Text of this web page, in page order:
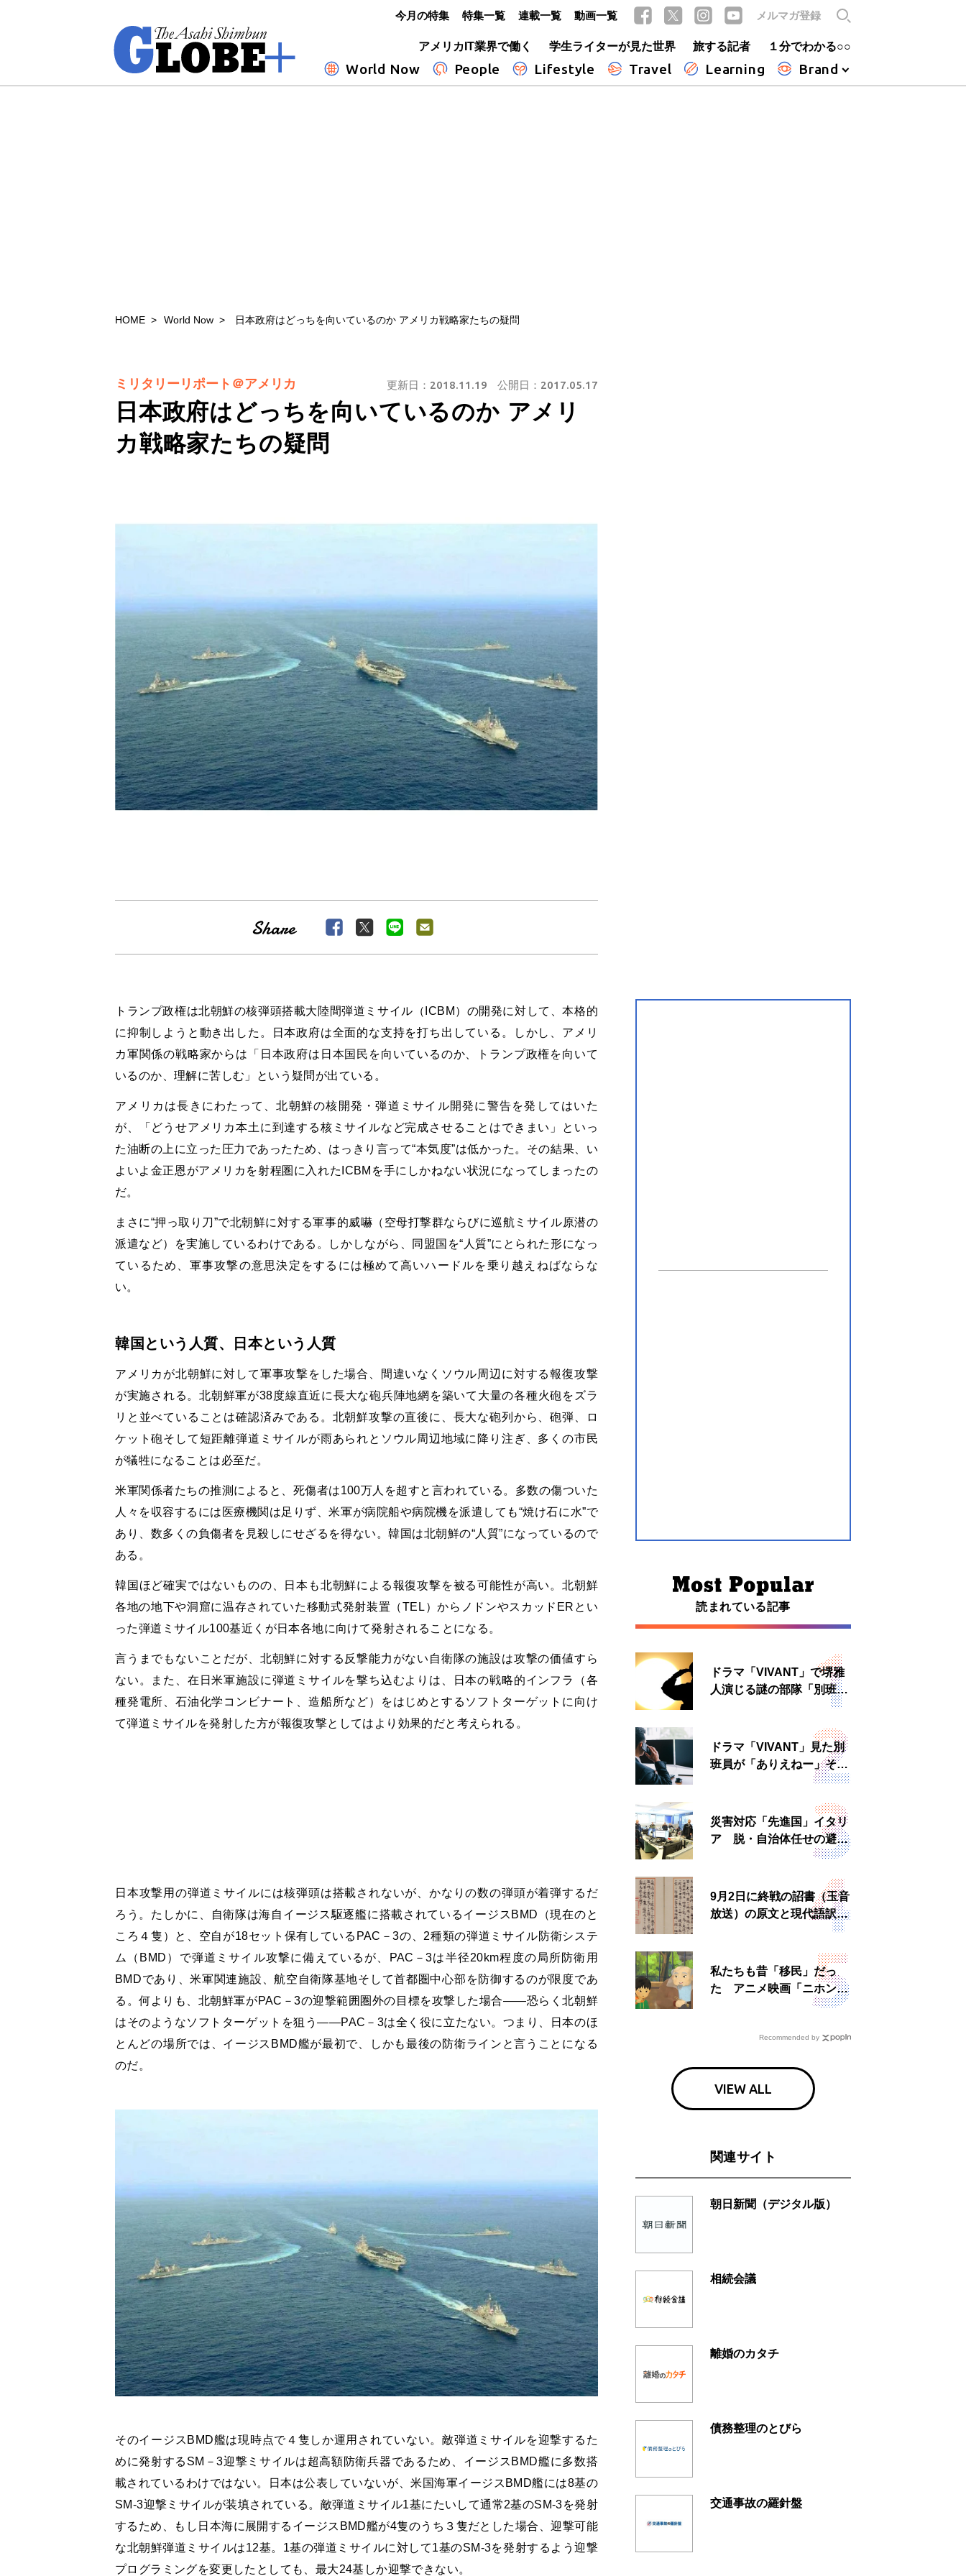
アメリカIT業界で働く
学生ライターが見た世界 旅する記者 １分でわかる○○
World Now People Lifestyle Travel Learning Brand
今月の特集 特集一覧 連載一覧 動画一覧 メルマガ登録
HOME World Now 日本政府はどっちを向いているのか アメリカ戦略家たちの疑問
日本政府はどっちを向いているのか アメリ
カ戦略家たちの疑問
ミリタリーリポート＠アメリカ 更新日： 2018.11.19 公開日： 2017.05.17
トランプ政権は北朝鮮の核弾頭搭載大陸間弾道ミサイル（ICBM）の開発に対して、本格的
に抑制しようと動き出した。日本政府は全面的な支持を打ち出している。しかし、アメリ
カ軍関係の戦略家からは「日本政府は日本国民を向いているのか、トランプ政権を向いて
いるのか、理解に苦しむ」という疑問が出ている。
アメリカは長きにわたって、北朝鮮の核開発・弾道ミサイル開発に警告を発してはいた
が、「どうせアメリカ本土に到達する核ミサイルなど完成させることはできまい」といっ
た油断の上に立った圧力であったため、はっきり言って“本気度”は低かった。その結果、い
よいよ金正恩がアメリカを射程圏に入れたICBMを手にしかねない状況になってしまったの
だ。
まさに“押っ取り刀”で北朝鮮に対する軍事的威嚇（空母打撃群ならびに巡航ミサイル原潜の
派遣など）を実施しているわけである。しかしながら、同盟国を“人質”にとられた形になっ
ているため、軍事攻撃の意思決定をするには極めて高いハードルを乗り越えねばならな
い。
韓国という人質、日本という人質
アメリカが北朝鮮に対して軍事攻撃をした場合、間違いなくソウル周辺に対する報復攻撃
が実施される。北朝鮮軍が38度線直近に長大な砲兵陣地網を築いて大量の各種火砲をズラ
リと並べていることは確認済みである。北朝鮮攻撃の直後に、長大な砲列から、砲弾、ロ
ケット砲そして短距離弾道ミサイルが雨あられとソウル周辺地域に降り注ぎ、多くの市民
が犠牲になることは必至だ。
米軍関係者たちの推測によると、死傷者は100万人を超すと言われている。多数の傷ついた
人々を収容するには医療機関は足りず、米軍が病院船や病院機を派遣しても“焼け石に水”で
あり、数多くの負傷者を見殺しにせざるを得ない。韓国は北朝鮮の“人質”になっているので
ある。
韓国ほど確実ではないものの、日本も北朝鮮による報復攻撃を被る可能性が高い。北朝鮮
各地の地下や洞窟に温存されていた移動式発射装置（TEL）からノドンやスカッドERとい
った弾道ミサイル100基近くが日本各地に向けて発射されることになる。
言うまでもないことだが、北朝鮮に対する反撃能力がない自衛隊の施設は攻撃の価値すら
ない。また、在日米軍施設に弾道ミサイルを撃ち込むよりは、日本の戦略的インフラ（各
種発電所、石油化学コンビナート、造船所など）をはじめとするソフトターゲットに向け
て弾道ミサイルを発射した方が報復攻撃としてはより効果的だと考えられる。
日本攻撃用の弾道ミサイルには核弾頭は搭載されないが、かなりの数の弾頭が着弾するだ
ろう。たしかに、自衛隊は海自イージス駆逐艦に搭載されているイージスBMD（現在のと
ころ４隻）と、空自が18セット保有しているPAC－3の、2種類の弾道ミサイル防衛システ
ム（BMD）で弾道ミサイル攻撃に備えているが、PAC－3は半径20km程度の局所防衛用
BMDであり、米軍関連施設、航空自衛隊基地そして首都圏中心部を防御するのが限度であ
る。何よりも、北朝鮮軍がPAC－3の迎撃範囲圏外の目標を攻撃した場合——恐らく北朝鮮
はそのようなソフトターゲットを狙う——PAC－3は全く役に立たない。つまり、日本のほ
とんどの場所では、イージスBMD艦が最初で、しかも最後の防衛ラインと言うことになる
のだ。
そのイージスBMD艦は現時点で４隻しか運用されていない。敵弾道ミサイルを迎撃するた
めに発射するSM－3迎撃ミサイルは超高額防衛兵器であるため、イージスBMD艦に多数搭
載されているわけではない。日本は公表していないが、米国海軍イージスBMD艦には8基の
SM-3迎撃ミサイルが装填されている。敵弾道ミサイル1基にたいして通常2基のSM-3を発射
するため、もし日本海に展開するイージスBMD艦が4隻のうち３隻だとした場合、迎撃可能
な北朝鮮弾道ミサイルは12基。1基の弾道ミサイルに対して1基のSM-3を発射するよう迎撃
プログラミングを変更したとしても、最大24基しか迎撃できない。
読まれている記事
ドラマ「VIVANT」で堺雅
人演じる謎の部隊「別班」
は実在する？内情知る人物
ドラマ「VIVANT」見た別
班員が「ありえねー」その
理由とは 非公然組織ゆえ
災害対応「先進国」イタリ
ア 脱・自治体任せの避難
所運営、被災者への温かい
9月2日に終戦の詔書（玉音
放送）の原文と現代語訳を
読む もう一つの「終戦の
私たちも昔「移民」だっ
た アニメ映画「ニホンジ
Recommended by
VIEW ALL
関連サイト
朝日新聞（デジタル版）
相続会議
離婚のカタチ
債務整理のとびら
交通事故の羅針盤